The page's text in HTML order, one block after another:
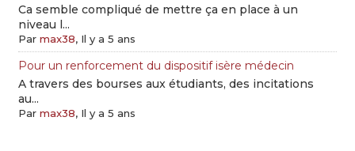
Ca semble compliqué de mettre ça en place à un
niveau l...
Parmax38, Il y a 5 ans
Pour un renforcement du dispositif isère médecin
A travers des bourses aux étudiants, des incitations
au...
Parmax38, Il y a 5 ans